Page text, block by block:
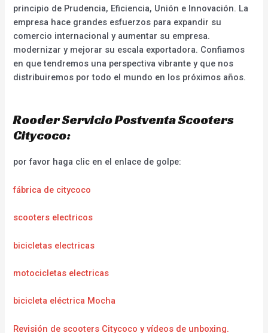
principio de Prudencia, Eficiencia, Unión e Innovación. La
empresa hace grandes esfuerzos para expandir su
comercio internacional y aumentar su empresa.
modernizar y mejorar su escala exportadora. Confiamos
en que tendremos una perspectiva vibrante y que nos
distribuiremos por todo el mundo en los próximos años.
Rooder Servicio Postventa Scooters
Citycoco:
por favor haga clic en el enlace de golpe:
fábrica de citycoco
scooters electricos
bicicletas electricas
motocicletas electricas
bicicleta eléctrica Mocha
Revisión de scooters Citycoco y vídeos de unboxing.